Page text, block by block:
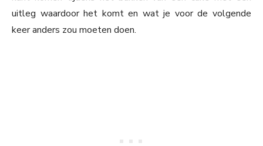
uitleg waardoor het komt en wat je voor de volgende
keer anders zou moeten doen.